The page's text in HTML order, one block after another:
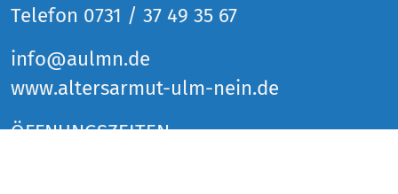
Telefon 0731 / 37 49 35 67
info@aulmn.de
www.altersarmut-ulm-nein.de
ÖFFNUNGSZEITEN